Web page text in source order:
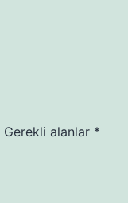
Gerekli alanlar *